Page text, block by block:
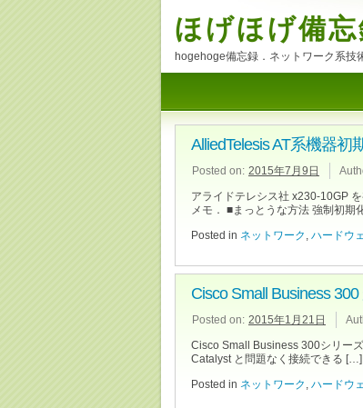
ほげほげ備忘
hogehoge備忘録．ネットワーク系技
AlliedTelesis AT系機器初
Posted on: 2015年7月9日
アライドテレシス社 x230-10GP
メモ． ■まっとうな方法 強制初
Posted in ネットワーク , ハードウ
Cisco Small Business
Posted on: 2015年1月21日
Cisco Small Business 300シリー
Catalyst と問題なく接続できる […]
Posted in ネットワーク , ハードウ